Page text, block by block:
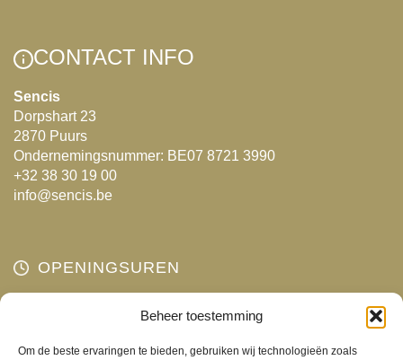
Beheer toestemming
Om de beste ervaringen te bieden, gebruiken wij technologieën zoals
CONTACT INFO
Sencis
Dorpshart 23
2870 Puurs
Ondernemingsnummer: BE07 8721 3990
+32 38 30 19 00
info@sencis.be
OPENINGSUREN
Gesloten